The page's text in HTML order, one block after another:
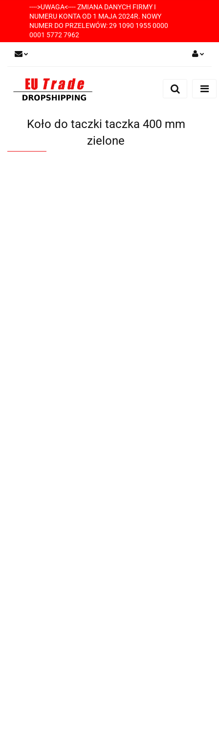
---->UWAGA<---- ZMIANA DANYCH FIRMY I
NUMERU KONTA OD 1 MAJA 2024R. NOWY
NUMER DO PRZELEWÓW: 29 1090 1955 0000
0001 5772 7962
Zarejestruj się
Koło do taczki taczka 400 mm
zielone